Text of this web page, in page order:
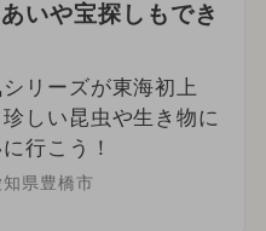
いや宝探しもでき
シリーズが東海初上
珍しい昆虫や生き物に
行こう！
知県豊橋市